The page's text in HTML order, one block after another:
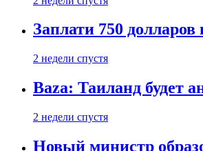
Заплати 750
2 недели спустя
Baza: Таиланд будет
2 недели спустя
Новый министр